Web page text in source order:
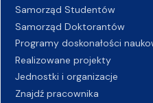
Samorząd Studentów
Samorząd Doktorantów
Programy doskonałości
Realizowane projekty
Jednostki i organizacje
Znajdź pracownika